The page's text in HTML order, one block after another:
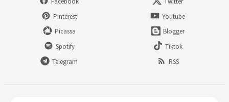
Pinterest
Youtube
Picassa
Blogger
Spotify
Tiktok
Telegram
RSS